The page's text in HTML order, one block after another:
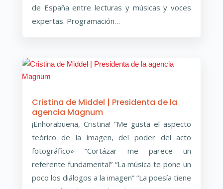
de España entre lecturas y músicas y voces
expertas. Programación…
Cristina de Middel | Presidenta de la
agencia Magnum
¡Enhorabuena, Cristina! “Me gusta el aspecto
teórico de la imagen, del poder del acto
fotográfico» “Cortázar me parece un
referente fundamental” “La música te pone un
poco los diálogos a la imagen” “La poesía tiene